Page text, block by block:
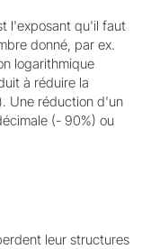
l'exposant qu'il faut
donné, par ex.
logarithmique
à réduire la
Une réduction d'un
(- 90%) ou
leur structures